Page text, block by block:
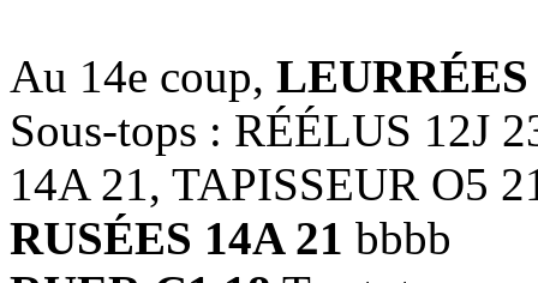
Au 14e coup, LEURRÉES
Sous-tops : RÉÉLUS 12J
14A 21, TAPISSEUR O5
RUSÉES 14A 21 bbbb